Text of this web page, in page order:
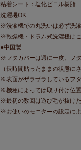
粘着シート：塩化ビニル樹脂
洗濯機OK
※洗濯機での丸洗いは必ず洗
※乾燥機・ドラム式洗濯機はご
●中国製
※フタカバーは週に一度、フ
（長時間貼ったままの状態に
※表面がザラザラしているフ
※機種によっては取り付け位
※最初の数回は遊び毛が抜け
※お使いのモニターの設定に